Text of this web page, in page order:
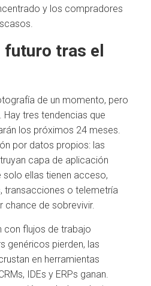
y los compradores
futuro tras el
de un momento, pero
Hay tres tendencias que
los próximos 24 meses.
por datos propios: las
capa de aplicación
ellas tienen acceso,
transacciones o telemetría
chance de sobrevivir.
con flujos de trabajo
genéricos pierden, las
en herramientas
IDEs y ERPs ganan.